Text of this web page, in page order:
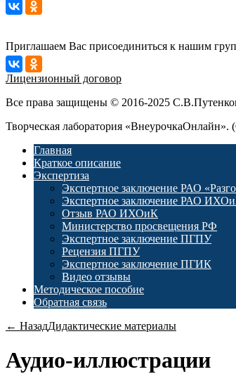
Приглашаем Вас присоединиться к нашим
Лицензионный договор
Все права защищены © 2016-2025
Творческая лаборатория
Главная
Краткое описание
Экспертиза
Экспертное заключение РАО
Экспертное заключение РАО
Отзыв РАО ИХОиК
Министерство просвещения РФ
Экспертное заключение ПГПУ
Рецензия ПГПУ
Экспертное заключение ПГИК
Видео отзывы
Методическое пособие
Обратная связь
← НазадДидактические материалы
Аудио-иллюстрации